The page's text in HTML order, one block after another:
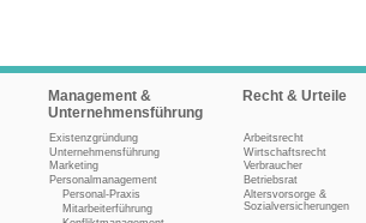
Management &
Unternehmensführung
Existenzgründung
Unternehmensführung
Marketing
Personalmanagement
Personal-Praxis
Mitarbeiterführung
Recht & Urteile
Arbeitsrecht
Wirtschaftsrecht
Verbraucher
Betriebsrat
Altersvorsorge &
Sozialversicherungen